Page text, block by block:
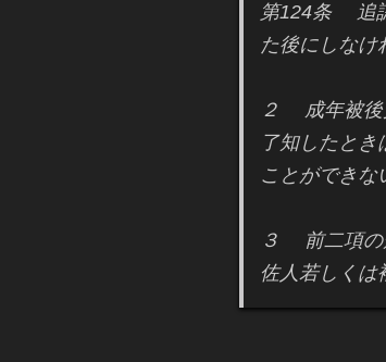
第124条 追
た後にしなけ
２ 成年被後
了知したと
ことができな
３ 前二項の
佐人若しくは